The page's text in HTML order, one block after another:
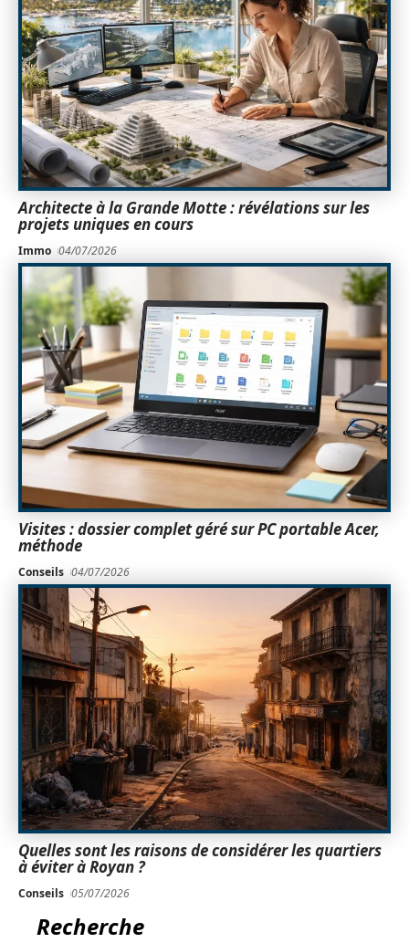
Architecte à la Grande Motte : révélations sur les
projets uniques en cours
Immo 04/07/2026
Visites : dossier complet géré sur PC portable Acer,
méthode
Conseils 04/07/2026
Quelles sont les raisons de considérer les quartiers
à éviter à Royan ?
Conseils 05/07/2026
Recherche